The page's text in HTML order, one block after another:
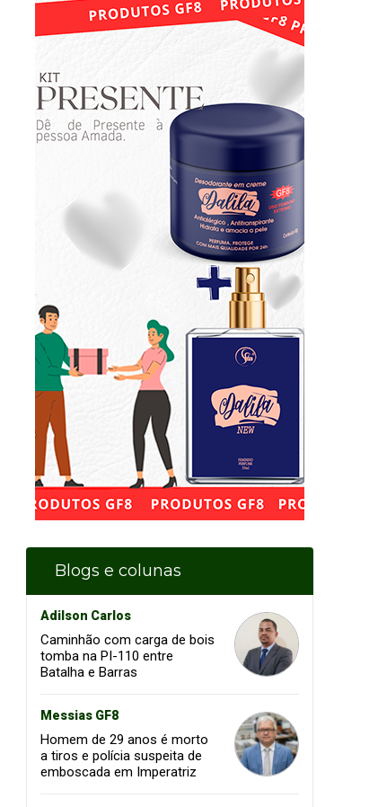
Blogs e colunas
Adilson Carlos
Caminhão com carga de bois
tomba na PI-110 entre
Batalha e Barras
Messias GF8
Homem de 29 anos é morto
a tiros e polícia suspeita de
emboscada em Imperatriz